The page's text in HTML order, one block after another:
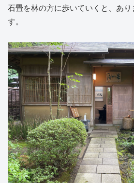
石畳を林の方に歩いていくと、あ
す。